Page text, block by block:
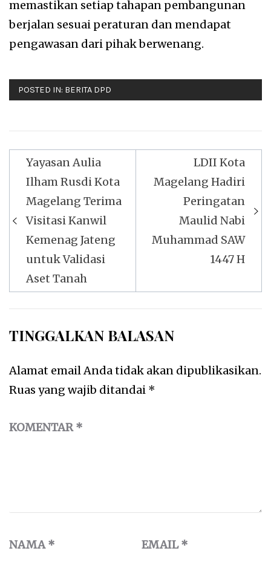
memastikan setiap tahapan pembangunan
berjalan sesuai peraturan dan mendapat
pengawasan dari pihak berwenang.
POSTED IN: BERITA DPD
Navigasi
pos
Yayasan Aulia
Ilham Rusdi Kota
Magelang Terima
Visitasi Kanwil
Kemenag Jateng
untuk Validasi
Aset Tanah
LDII Kota
Magelang Hadiri
Peringatan
Maulid Nabi
Muhammad SAW
1447 H
TINGGALKAN BALASAN
Alamat email Anda tidak akan dipublikasikan.
Ruas yang wajib ditandai *
KOMENTAR*
NAMA* EMAIL*